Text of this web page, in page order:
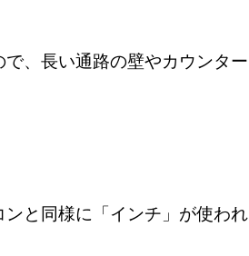
、長い通路の壁やカウンター
と同様に「インチ」が使われ